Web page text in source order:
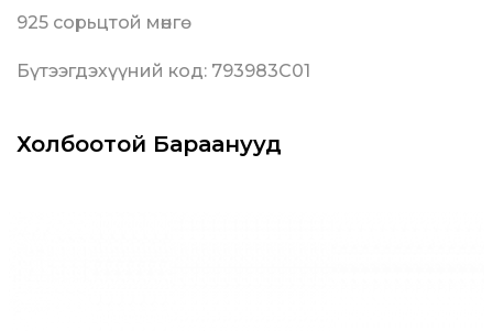
925 сорьцтой мөнгө
Бүтээгдэхүүний код: 793983C01
Холбоотой Бараанууд